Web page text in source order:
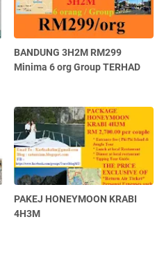
BANDUNG 3H2M RM299
Minima 6 org Group TERHAD
PAKEJ HONEYMOON KRABI
4H3M